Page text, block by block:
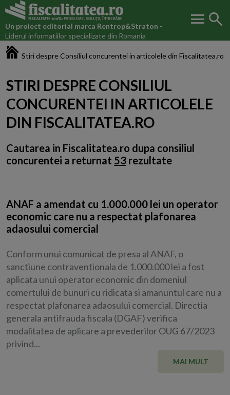
Un proiect editorial marca Rentrop&Straton -
Liderul informatiilor specializate din Romania
menu search
Stiri despre Consiliul concurentei in articolele din Fiscalitatea.ro
STIRI DESPRE CONSILIUL
CONCURENTEI IN ARTICOLELE
DIN FISCALITATEA.RO
Cautarea in Fiscalitatea.ro dupa consiliul
concurentei a returnat 53 rezultate
ANAF a amendat cu 1.000.000 lei un operator
economic care nu a respectat plafonarea
adaosului comercial
Conform unui comunicat de presa al ANAF, o
sanctiune contraventionala de 1.000.000 lei a fost
aplicata unui operator economic din domeniul
comertului de bunuri cu ridicata si amanuntul care nu a
respectat plafonarea adaosului comercial. Directia
generala antifrauda fiscala (DGAF) verifica
modalitatea de aplicare a prevederilor OUG 67/2023
privind...
MAI MULT